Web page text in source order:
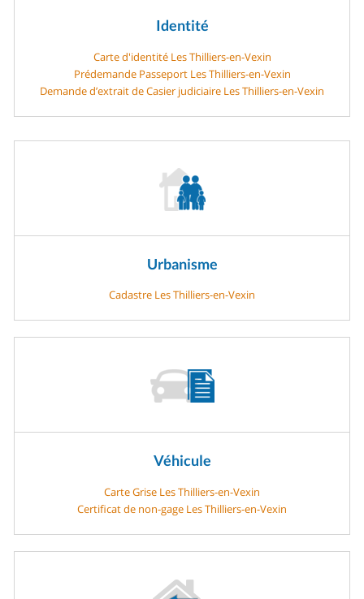
Identité
Carte d'identité Les Thilliers-en-Vexin
Prédemande Passeport Les Thilliers-en-Vexin
Demande d’extrait de Casier judiciaire Les Thilliers-en-Vexin
Urbanisme
Cadastre Les Thilliers-en-Vexin
Véhicule
Carte Grise Les Thilliers-en-Vexin
Certificat de non-gage Les Thilliers-en-Vexin